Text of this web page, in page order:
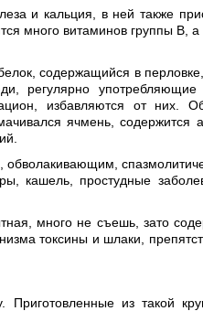
и кальция, в ней также
много витаминов группы В, а
содержащийся в
регулярно
избавляются от них.
ячмень, содержится
обволакивающим,
кашель, простудные
много не съешь, зато
токсины и шлаки,
из такой